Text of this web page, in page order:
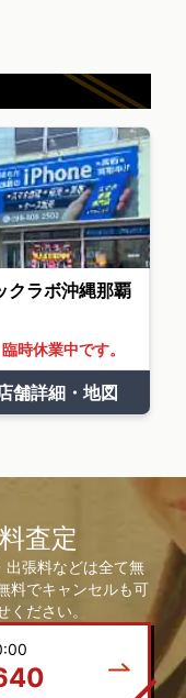
クラボ沖縄那覇
時休業中です。
舗詳細・地図
査定
張料などは全て無
料でキャンセルも可
ださい。